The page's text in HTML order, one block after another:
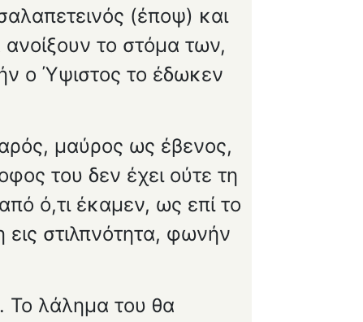
(έποψ) και
το στόμα των,
ο Ύψιστος το έδωκεν
μαύρος ως έβενος,
του δεν έχει ούτε τη
ό,τι έκαμεν, ως επί το
στιλπνότητα, φωνήν
Το λάλημα του θα